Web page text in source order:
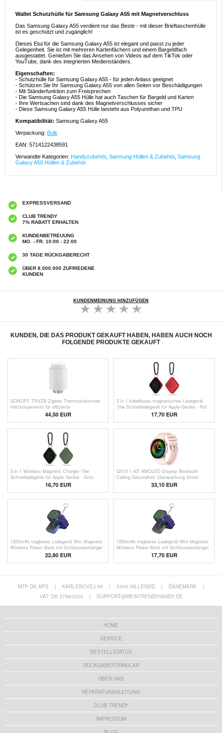
Wallet Schutzhülle für Samsung Galaxy A55 mit Magnetverschluss
Das Samsung Galaxy A55 verdient nur das Beste - mit dieser Brieftaschenhülle
ist es geschützt und zugänglich!
Dieses Etui für die Samsung Galaxy A55 ist elegant und passt zu jeder
Gelegenheit. Sie ist mit mehreren Kartenfächern und einem Bargeldfach
ausgestattet. Genießen Sie das Ansehen von Videos auf dem TikTok oder
YouTube, dank des integrierten Medienständers.
Eigenschaften:
- Schutzhülle für Samsung Galaxy A55 - für jeden Anlass geeignet
- Schützen Sie Ihr Samsung Galaxy A55 von allen Seiten vor Beschädigungen
- Mit Ständerfunktion zum Freisprechen
- Die Samsung Galaxy A55 Hülle hat auch Taschen für Bargeld und Karten
- Ihre Wertsachen sind dank des Magnetverschlusses sicher
- Diese Samsung Galaxy A55 Hülle besteht aus Polyurethan und TPU
Kompatibilität: Samsung Galaxy A55
Verpackung: Bulk
EAN: 5714122438591
Verwandte Kategorien: Handyzubehör, Samsung Hüllen & Zubehör, Samsung
Galaxy A55 Hüllen & Zubehör
EXPRESSVERSAND
CLUB TRENDY
7% RABATT ERHALTEN
KUNDENBETREUUNG
MO. - FR. 10:00 - 22:00
30 TAGE RÜCKGABERECHT
ÜBER 8.000.000 ZUFRIEDENE
KUNDEN
KUNDENMEINUNG HINZUFÜGEN
KUNDEN, DIE DAS PRODUKT GEKAUFT HABEN, HABEN AUCH NOCH
FOLGENDE PRODUKTE GEKAUFT
SONOFF TRVZB Zigbee Thermostatisches
Heizkörperventil für effiziente
Heizungssteuerung44,50 EUR
3 in 1 kabelloses magnetisches Ladegerät
15w Schnellladegerät für Apple-Geräte - Rot
17,70 EUR
3 in 1 Wireless Magnetic Charger 15w
Schnellladegerät für Apple Geräte - Grün
16,70 EUR
QX10 1,43" AMOLED-Display Bluetooth
Calling Gesundheit Überwachung Smart
Watch - Pink / Gold33,10 EUR
1200mAh tragbares Ladegerät Mini Magnetic
Wireless Power Bank mit Schlüsselanhänger
für iWatch Serie - Blau22,80 EUR
1200mAh tragbares Ladegerät Mini Magnetic
Wireless Power Bank mit Schlüsselanhänger
für iWatch Serie - Grün17,70 EUR
MTP DK APS | KARLEBOVEJ 59 | 3400 HILLERØD | DÄNEMARK
|
VAT: DK 37860220
| SUPPORT@MEINTRENDYHANDY.DE
HOME
SERVICE
BESTELLSTATUS
RÜCKGABEFORMULAR
ÜBER UNS
REPARATURANLEITUNG
CLUB TRENDY
IMPRESSUM